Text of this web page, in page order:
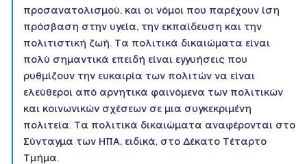
προσανατολισμού, και οι νόμοι που παρέχουν ίση
πρόσβαση στην υγεία, την εκπαίδευση και την
πολιτιστική ζωή. Τα πολιτικά δικαιώματα είναι
πολύ σημαντικά επειδή είναι εγγυήσεις που
ρυθμίζουν την ευκαιρία των πολιτών να είναι
ελεύθεροι από αρνητικά φαινόμενα των πολιτικών
και κοινωνικών σχέσεων σε μια συγκεκριμένη
πολιτεία. Τα πολιτικά δικαιώματα αναφέρονται στο
Σύνταγμα των ΗΠΑ, ειδικά, στο Δέκατο Τέταρτο
Τμήμα.